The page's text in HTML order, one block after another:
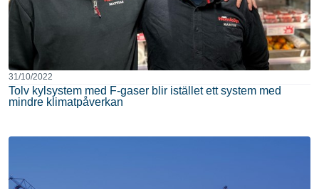
31/10/2022
Tolv kylsystem med F-gaser blir istället ett system med
mindre klimatpåverkan